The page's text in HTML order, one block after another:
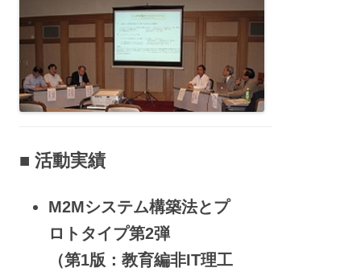
■ 活動実績
M2Mシステム構築法とプ
ロトタイプ第2弾
（第1版：教育編非IT理工